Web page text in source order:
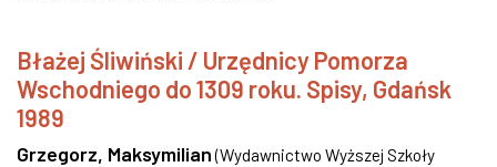
Błażej Śliwiński / Urzędnicy Pomorza
Wschodniego do 1309 roku. Spisy, Gdańsk
1989
Grzegorz, Maksymilian (Wydawnictwo Wyższej Szkoły